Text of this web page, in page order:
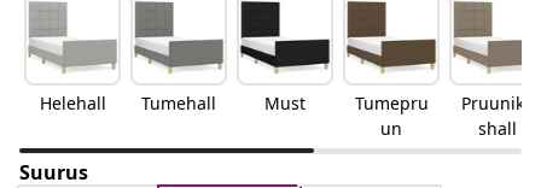
Helehall Tumehall Must
Tumepru
un
Pruunika
shall
Suurus